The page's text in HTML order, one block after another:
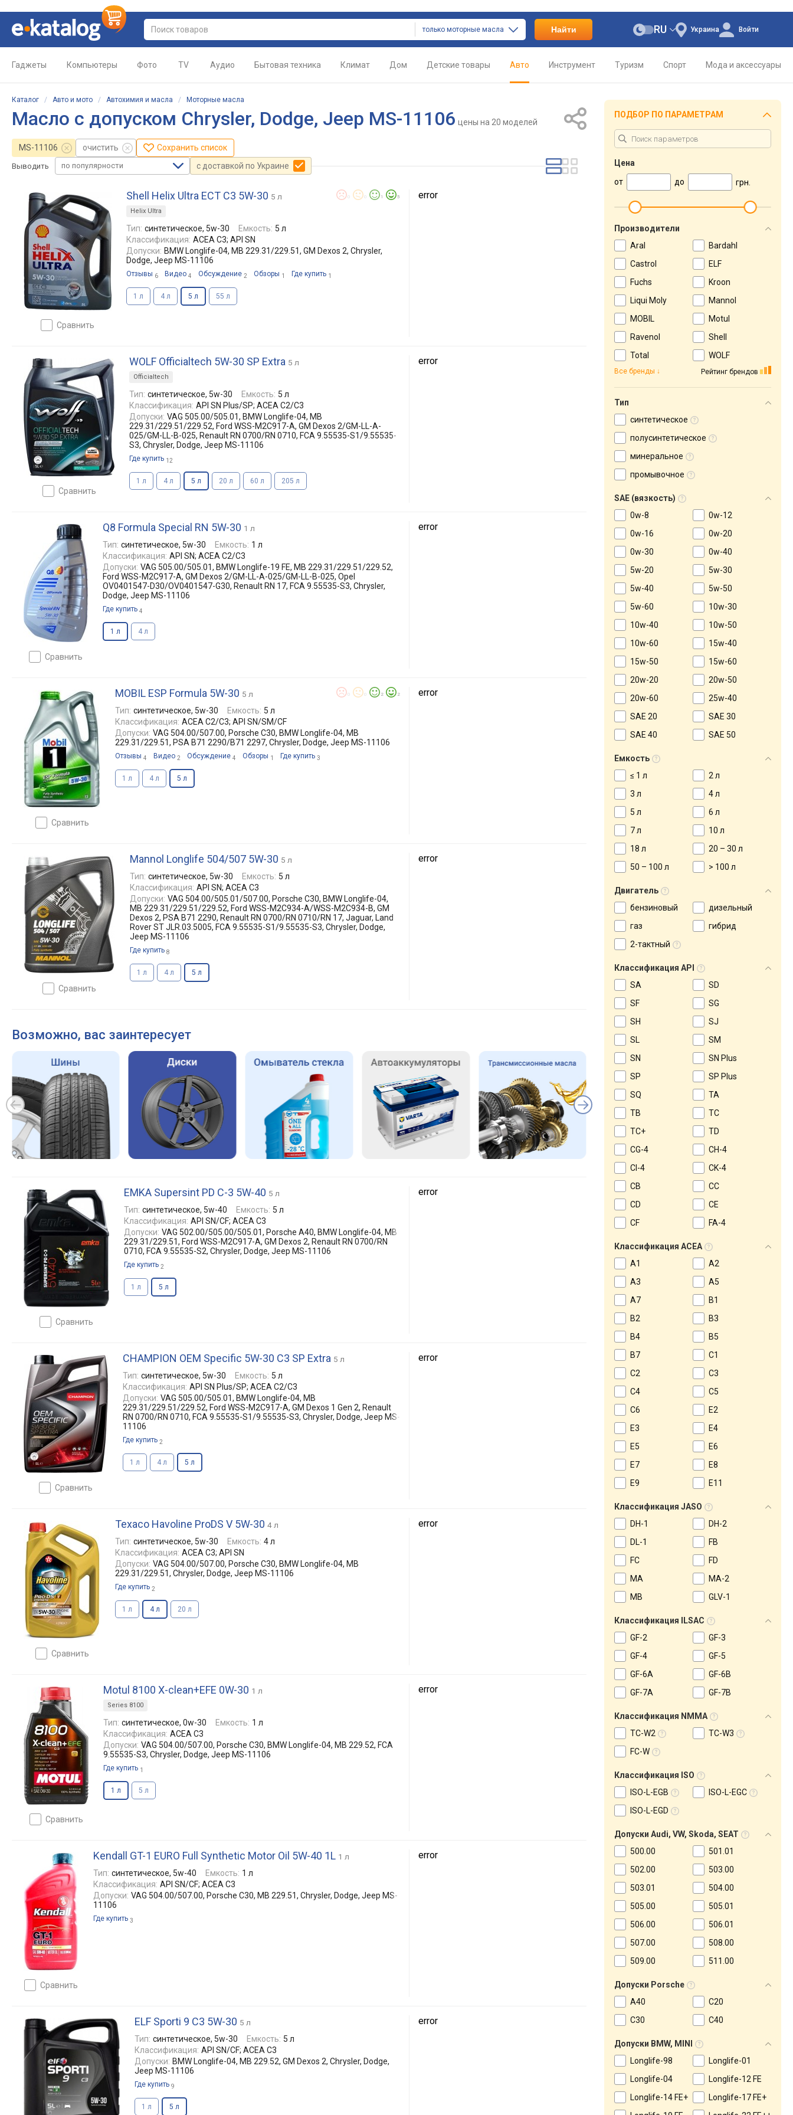
только моторные масла Найти Украина
RU Войти
Гаджеты Компьютеры Фото TV Аудио Бытовая техника Климат Дом Детские товары Авто Инструмент Туризм Спорт Мода и аксессуары
Каталог / Авто и мото / Автохимия и масла / Моторные масла
Масло с допуском Chrysler, Dodge, Jeep MS-11106 цены на 20 моделей
MS-11106 очистить Сохранить список
Выводить по популярности с доставкой по Украине
сравнить
Shell Helix Ultra ECT C3 5W-30 5 л 1 5
Helix Ultra
Тип: синтетическое, 5w-30 Емкость: 5 л
Классификация: ACEA C3; API SN
Допуски: BMW Longlife-04, MB 229.31/229.51, GM Dexos 2, Chrysler,
Dodge, Jeep MS-11106
Отзывы 6 Видео 4 Обсуждение 2 Обзоры 1 Где купить 1
1 л 4 л 5 л 55 л
error
сравнить
WOLF Officialtech 5W-30 SP Extra 5 л
Officialtech
Тип: синтетическое, 5w-30 Емкость: 5 л
Классификация: API SN Plus/SP; ACEA C2/C3
Допуски: VAG 505.00/505.01, BMW Longlife-04, MB
229.31/229.51/229.52, Ford WSS-M2C917-A, GM Dexos 2/GM-LL-A-
025/GM-LL-B-025, Renault RN 0700/RN 0710, FCA 9.55535-S1/9.55535-
S3, Chrysler, Dodge, Jeep MS-11106
Где купить 12
1 л 4 л 5 л 20 л 60 л 205 л
error
сравнить
Q8 Formula Special RN 5W-30 1 л
Тип: синтетическое, 5w-30 Емкость: 1 л
Классификация: API SN; ACEA C2/C3
Допуски: VAG 505.00/505.01, BMW Longlife-19 FE, MB 229.31/229.51/229.52,
Ford WSS-M2C917-A, GM Dexos 2/GM-LL-A-025/GM-LL-B-025, Opel
OV0401547-D30/OV0401547-G30, Renault RN 17, FCA 9.55535-S3, Chrysler,
Dodge, Jeep MS-11106
Где купить 4
1 л 4 л
error
сравнить
MOBIL ESP Formula 5W-30 5 л 2 2
Тип: синтетическое, 5w-30 Емкость: 5 л
Классификация: ACEA C2/C3; API SN/SM/CF
Допуски: VAG 504.00/507.00, Porsche C30, BMW Longlife-04, MB
229.31/229.51, PSA B71 2290/B71 2297, Chrysler, Dodge, Jeep MS-11106
Отзывы 4 Видео 2 Обсуждение 4 Обзоры 1 Где купить 3
1 л 4 л 5 л
error
сравнить
Mannol Longlife 504/507 5W-30 5 л
Тип: синтетическое, 5w-30 Емкость: 5 л
Классификация: API SN; ACEA C3
Допуски: VAG 504.00/505.01/507.00, Porsche C30, BMW Longlife-04,
MB 229.31/229.51/229.52, Ford WSS-M2C934-A/WSS-M2C934-B, GM
Dexos 2, PSA B71 2290, Renault RN 0700/RN 0710/RN 17, Jaguar, Land
Rover ST JLR.03.5005, FCA 9.55535-S1/9.55535-S3, Chrysler, Dodge,
Jeep MS-11106
Где купить 8
1 л 4 л 5 л
error
Возможно, вас заинтересует
сравнить
EMKA Supersint PD C-3 5W-40 5 л
Тип: синтетическое, 5w-40 Емкость: 5 л
Классификация: API SN/CF; ACEA C3
Допуски: VAG 502.00/505.00/505.01, Porsche A40, BMW Longlife-04, MB
229.31/229.51, Ford WSS-M2C917-A, GM Dexos 2, Renault RN 0700/RN
0710, FCA 9.55535-S2, Chrysler, Dodge, Jeep MS-11106
Где купить 2
1 л 5 л
error
сравнить
CHAMPION OEM Specific 5W-30 C3 SP Extra 5 л
Тип: синтетическое, 5w-30 Емкость: 5 л
Классификация: API SN Plus/SP; ACEA C2/C3
Допуски: VAG 505.00/505.01, BMW Longlife-04, MB
229.31/229.51/229.52, Ford WSS-M2C917-A, GM Dexos 1 Gen 2, Renault
RN 0700/RN 0710, FCA 9.55535-S1/9.55535-S3, Chrysler, Dodge, Jeep MS-
11106
Где купить 2
1 л 4 л 5 л
error
сравнить
Texaco Havoline ProDS V 5W-30 4 л
Тип: синтетическое, 5w-30 Емкость: 4 л
Классификация: ACEA C3; API SN
Допуски: VAG 504.00/507.00, Porsche C30, BMW Longlife-04, MB
229.31/229.51, Chrysler, Dodge, Jeep MS-11106
Где купить 2
1 л 4 л 20 л
error
сравнить
Motul 8100 X-clean+EFE 0W-30 1 л
Series 8100
Тип: синтетическое, 0w-30 Емкость: 1 л
Классификация: ACEA C3
Допуски: VAG 504.00/507.00, Porsche C30, BMW Longlife-04, MB 229.52, FCA
9.55535-S3, Chrysler, Dodge, Jeep MS-11106
Где купить 1
1 л 5 л
error
сравнить
Kendall GT-1 EURO Full Synthetic Motor Oil 5W-40 1L 1 л
Тип: синтетическое, 5w-40 Емкость: 1 л
Классификация: API SN/CF; ACEA C3
Допуски: VAG 504.00/507.00, Porsche C30, MB 229.51, Chrysler, Dodge, Jeep MS-
11106
Где купить 3
error
ELF Sporti 9 C3 5W-30 5 л
Тип: синтетическое, 5w-30 Емкость: 5 л
Классификация: API SN/CF; ACEA C3
Допуски: BMW Longlife-04, MB 229.52, GM Dexos 2, Chrysler, Dodge,
Jeep MS-11106
Где купить 9
1 л 5 л
error
ПОДБОР ПО ПАРАМЕТРАМ
Цена
от
до грн.
Производители
Aral
Bardahl
Castrol
ELF
Fuchs
Kroon
Liqui Moly
Mannol
MOBIL
Motul
Ravenol
Shell
Total
WOLF
Рейтинг брендов
Все бренды
Тип
синтетическое
полусинтетическое
минеральное
промывочное
SAE (вязкость)
0w-8
0w-12
0w-16
0w-20
0w-30
0w-40
5w-20
5w-30
5w-40
5w-50
5w-60
10w-30
10w-40
10w-50
10w-60
15w-40
15w-50
15w-60
20w-20
20w-50
20w-60
25w-40
SAE 20
SAE 30
SAE 40
SAE 50
Емкость
≤ 1 л
2 л
3 л
4 л
5 л
6 л
7 л
10 л
18 л
20 – 30 л
50 – 100 л
> 100 л
Двигатель
бензиновый
дизельный
газ
гибрид
2-тактный
Классификация API
SA
SD
SF
SG
SH
SJ
SL
SM
SN
SN Plus
SP
SP Plus
SQ
TA
TB
TC
TC+
TD
CG-4
CH-4
CI-4
CK-4
CB
CC
CD
CE
CF
FA-4
Классификация ACEA
A1
A2
A3
A5
A7
B1
B2
B3
B4
B5
B7
C1
C2
C3
C4
C5
C6
E2
E3
E4
E5
E6
E7
E8
E9
E11
Классификация JASO
DH-1
DH-2
DL-1
FB
FC
FD
MA
MA-2
MB
GLV-1
Классификация ILSAC
GF-2
GF-3
GF-4
GF-5
GF-6A
GF-6B
GF-7A
GF-7B
Классификация NMMA
TC-W2
TC-W3
FC-W
Классификация ISO
ISO-L-EGB
ISO-L-EGC
ISO-L-EGD
Допуски Audi, VW, Skoda, SEAT
500.00
501.01
502.00
503.00
503.01
504.00
505.00
505.01
506.00
506.01
507.00
508.00
509.00
511.00
Допуски Porsche
A40
C20
C30
C40
Допуски BMW, MINI
Longlife-98
Longlife-01
Longlife-04
Longlife-12 FE
Longlife-14 FE+
Longlife-17 FE+